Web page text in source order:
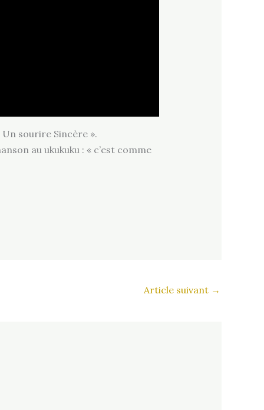
Un sourire Sincère ».
au ukukuku : « c’est comme
Article suivant →